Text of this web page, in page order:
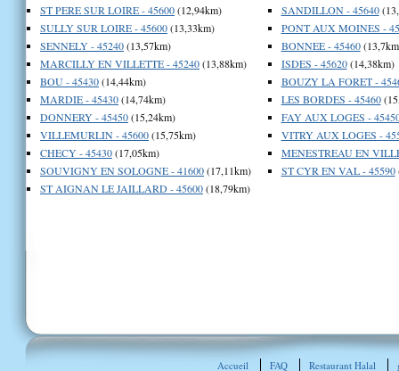
ST PERE SUR LOIRE - 45600(12,94km)
SULLY SUR LOIRE - 45600(13,33km)
SENNELY - 45240(13,57km)
MARCILLY EN VILLETTE - 45240(13,88km)
BOU - 45430(14,44km)
MARDIE - 45430(14,74km)
DONNERY - 45450(15,24km)
VILLEMURLIN - 45600(15,75km)
CHECY - 45430(17,05km)
SOUVIGNY EN SOLOGNE - 41600(17,11km)
ST AIGNAN LE JAILLARD - 45600(18,79km)
SANDILLON - 45640
PONT AUX MOINES -
BONNEE - 45460
ISDES - 45620(14,38km)
BOUZY LA FORET -
LES BORDES - 45460
FAY AUX LOGES -
VITRY AUX LOGES -
MENESTREAU EN
ST CYR EN VAL - 45590
Accueil FAQ Restaurant Halal